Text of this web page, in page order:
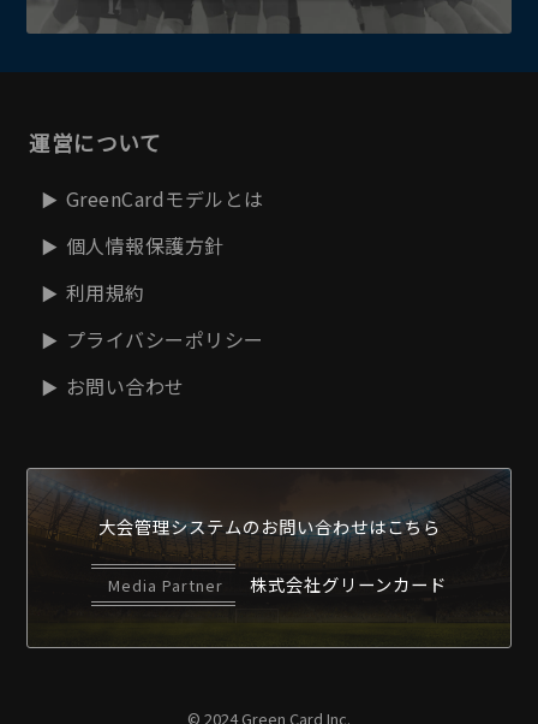
運営について
GreenCardモデルとは
個人情報保護方針
利用規約
プライバシーポリシー
お問い合わせ
大会管理システムのお問い合わせはこちら
Media Partner 株式会社グリーンカード
© 2024 Green Card Inc.